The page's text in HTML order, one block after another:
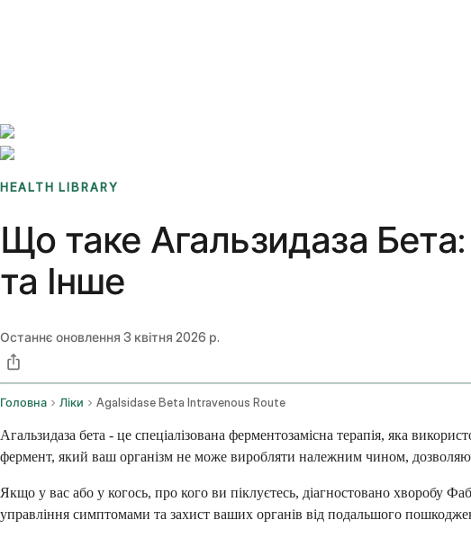
HEALTH LIBRARY
Що таке Агальзидаза
та Інше
Останнє оновлення 3 квітня 2026 р.
Головна Ліки Agalsidase Beta Intravenous Route
Агальзидаза бета - це спеціалізована ферментозамісна терапія, яка
фермент, який ваш організм не може виробляти належним чином,
Якщо у вас або у когось, про кого ви піклуєтесь, діагностовано хворобу
управління симптомами та захист ваших органів від подальшого